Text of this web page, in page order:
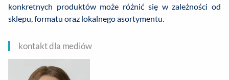
konkretnych produktów może różnić się w zależności od
sklepu, formatu oraz lokalnego asortymentu.
kontakt dla mediów